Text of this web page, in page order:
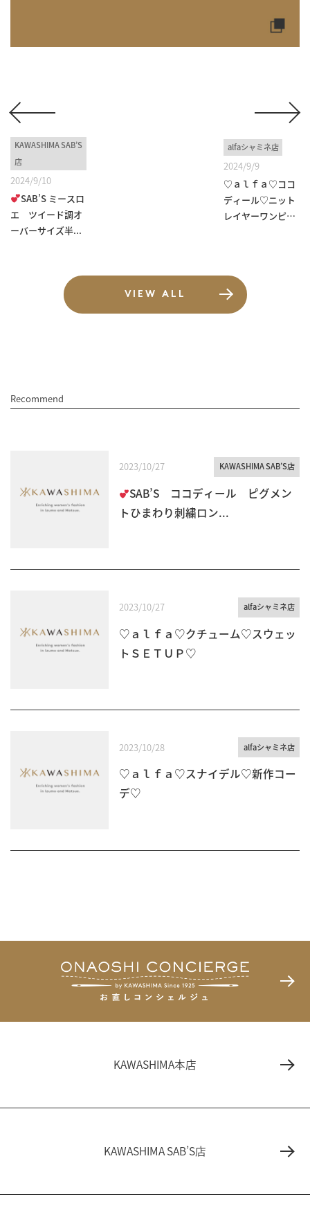
KAWASHIMA SAB’S
店
2024/9/10
SAB’S ミースロ
エ ツイード調オ
ーバーサイズ半...
alfaシャミネ店
2024/9/9
♡ａｌｆａ♡ココ
ディール♡ニット
レイヤーワンピー
VIEW ALL
Recommend
2023/10/27 KAWASHIMA SAB’S店
SAB’S ココディール ピグメン
トひまわり刺繍ロン...
2023/10/27 alfaシャミネ店
♡ａｌｆａ♡クチューム♡スウェッ
トＳＥＴＵＰ♡
2023/10/28 alfaシャミネ店
♡ａｌｆａ♡スナイデル♡新作コー
デ♡
KAWASHIMA本店
KAWASHIMA SAB’S店